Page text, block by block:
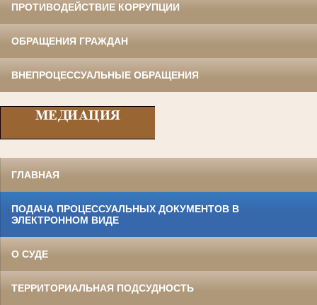
ПРОТИВОДЕЙСТВИЕ КОРРУПЦИИ
ОБРАЩЕНИЯ ГРАЖДАН
ВНЕПРОЦЕССУАЛЬНЫЕ ОБРАЩЕНИЯ
ГЛАВНАЯ
ПОДАЧА ПРОЦЕССУАЛЬНЫХ ДОКУМЕНТОВ В
ЭЛЕКТРОННОМ ВИДЕ
О СУДЕ
ТЕРРИТОРИАЛЬНАЯ ПОДСУДНОСТЬ